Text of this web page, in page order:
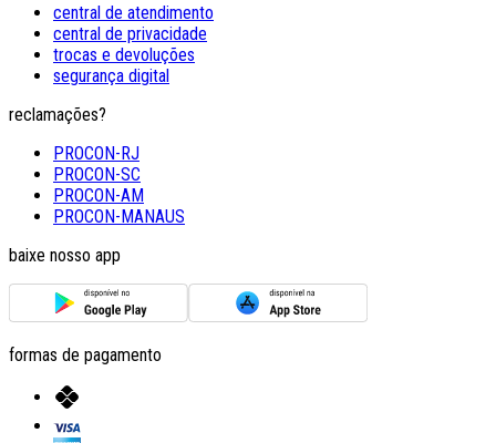
central de atendimento
central de privacidade
trocas e devoluções
segurança digital
reclamações?
PROCON-RJ
PROCON-SC
PROCON-AM
PROCON-MANAUS
baixe nosso app
formas de pagamento